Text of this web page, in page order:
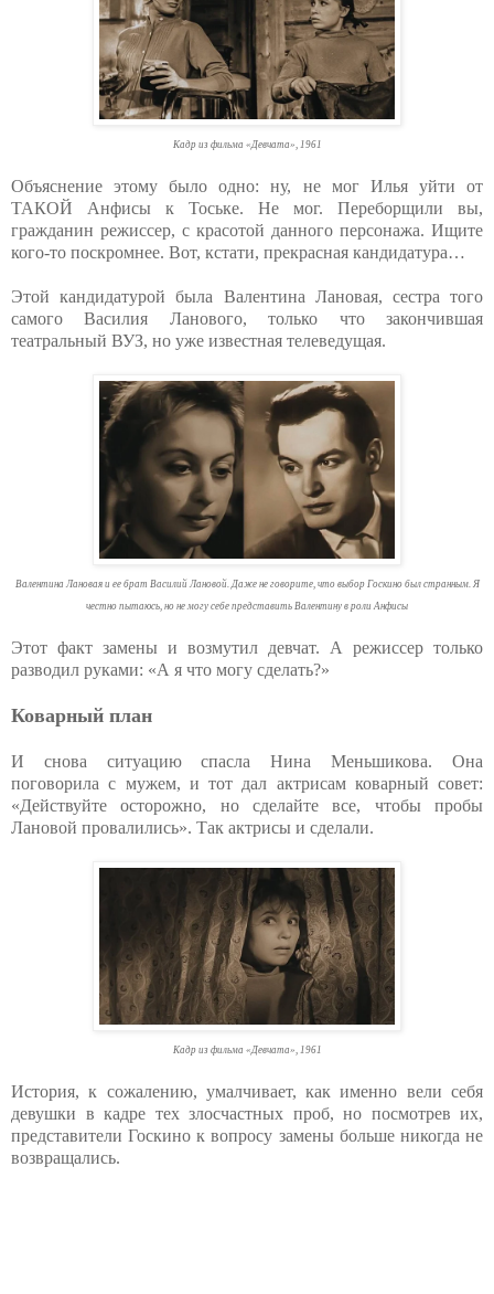
Кадр из фильма «Девчата», 1961
Объяснение этому было одно: ну, не мог Илья уйти от
ТАКОЙ Анфисы к Тоське. Не мог. Переборщили вы,
гражданин режиссер, с красотой данного персонажа. Ищите
кого-то поскромнее. Вот, кстати, прекрасная кандидатура…
Этой кандидатурой была Валентина Лановая, сестра того
самого Василия Ланового, только что закончившая
театральный ВУЗ, но уже известная телеведущая.
Валентина Лановая и ее брат Василий Лановой. Даже не говорите, что выбор Госкино был странным. Я
честно пытаюсь, но не могу себе представить Валентину в роли Анфисы
Этот факт замены и возмутил девчат. А режиссер только
разводил руками: «А я что могу сделать?»
Коварный план
И снова ситуацию спасла Нина Меньшикова. Она
поговорила с мужем, и тот дал актрисам коварный совет:
«Действуйте осторожно, но сделайте все, чтобы пробы
Лановой провалились». Так актрисы и сделали.
Кадр из фильма «Девчата», 1961
История, к сожалению, умалчивает, как именно вели себя
девушки в кадре тех злосчастных проб, но посмотрев их,
представители Госкино к вопросу замены больше никогда не
возвращались.